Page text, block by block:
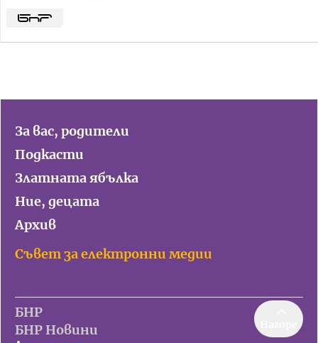
За вас, родители
Подкасти
Златната ябълка
Ние, децата
Архив
Съвет за електронни медии
БНР
БНР Новини